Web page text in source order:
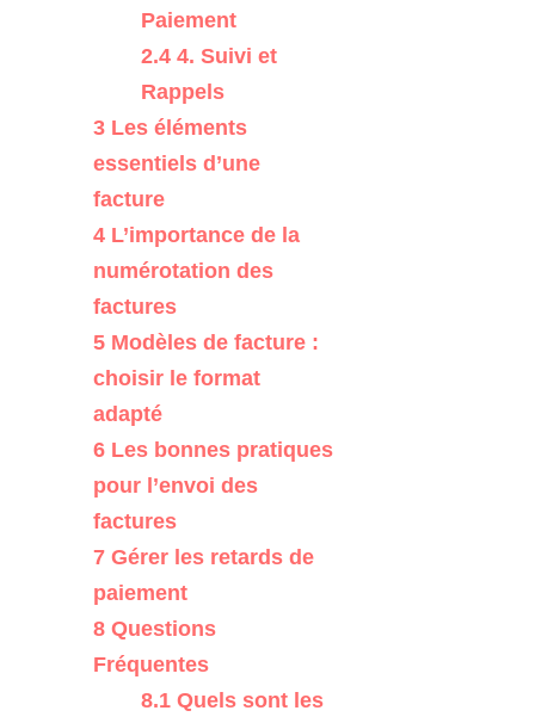
Paiement
2.4 4. Suivi et
Rappels
3 Les éléments
essentiels d’une
facture
4 L’importance de la
numérotation des
factures
5 Modèles de facture :
choisir le format
adapté
6 Les bonnes pratiques
pour l’envoi des
factures
7 Gérer les retards de
paiement
8 Questions
Fréquentes
8.1 Quels sont les